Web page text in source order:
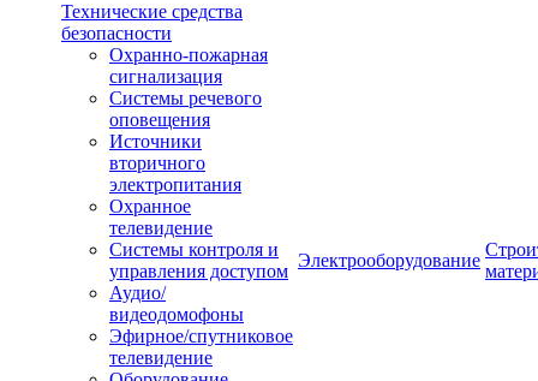
Технические средства
безопасности
Охранно-пожарная
сигнализация
Системы речевого
оповещения
Источники
вторичного
электропитания
Охранное
телевидение
Системы контроля и
управления доступом
Аудио/
видеодомофоны
Эфирное/спутниковое
телевидение
Электрооборудование